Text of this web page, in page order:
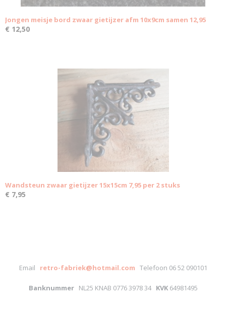
Jongen meisje bord zwaar gietijzer afm 10x9cm samen 12,95
€ 12,50
Wandsteun zwaar gietijzer 15x15cm 7,95 per 2 stuks
€ 7,95
Email retro-fabriek@hotmail.com Telefoon 06 52 090101
Banknummer NL25 KNAB 0776 3978 34 KVK64981495